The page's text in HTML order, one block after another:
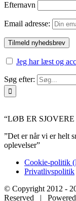
Efternavn
Email adresse:
Jeg har læst og
Søg efter:
“LØB ER
”Det er når vi er helt
oplevelser”
Cookie-politik
Privatlivspolitik
© Copyright 2012 -
Reserved |